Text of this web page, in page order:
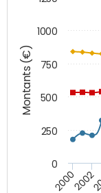
Montants (€)
20002002
0
250
500
750
1000